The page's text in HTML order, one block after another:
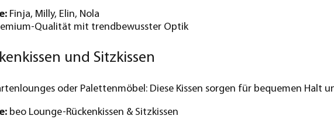
Finja, Milly, Elin, Nola
Qualität mit trendbewusster Optik
und Sitzkissen
oder Palettenmöbel: Diese Kissen sorgen für bequemen Halt
beo Lounge-Rückenkissen & Sitzkissen